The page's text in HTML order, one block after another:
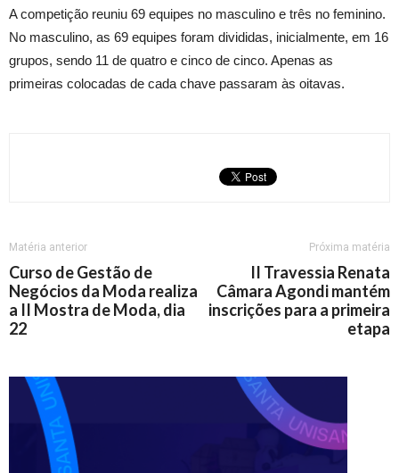
A competição reuniu 69 equipes no masculino e três no feminino.
No masculino, as 69 equipes foram divididas, inicialmente, em 16
grupos, sendo 11 de quatro e cinco de cinco. Apenas as
primeiras colocadas de cada chave passaram às oitavas.
Matéria anterior
Curso de Gestão de
Negócios da Moda realiza
a II Mostra de Moda, dia
22
Próxima matéria
II Travessia Renata
Câmara Agondi mantém
inscrições para a primeira
etapa